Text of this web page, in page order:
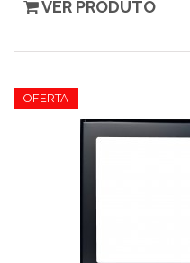
VER PRODUTO
OFERTA